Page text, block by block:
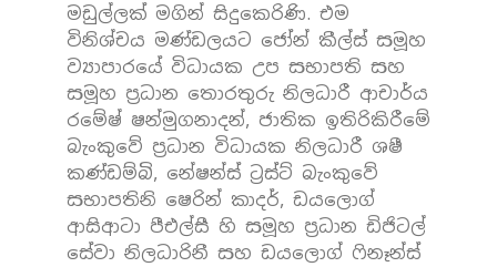
මඩුල්ලක් මගින් සිදුකෙරිණි. එම
විනිශ්චය මණ්ඩලයට ජෝන් කීල්ස් සමූහ
ව්‍යාපාරයේ විධායක උප සභාපති සහ
සමූහ ප්‍රධාන තොරතුරු නිලධාරී ආචාර්ය
රමේෂ් ෂන්මුගනාදන්, ජාතික ඉතිරිකිරීමේ
බැංකුවේ ප්‍රධාන විධායක නිලධාරී ශෂී
කණ්ඩම්බි, නේෂන්ස් ට්‍රස්ට් බැංකුවේ
සභාපතිනි ෂෙරින් කාදර්, ඩයලොග්
ආසිආටා පීඑල්සී හි සමූහ ප්‍රධාන ඩිජිටල්
සේවා නිලධාරිනී සහ ඩයලොග් ෆිනෑන්ස්